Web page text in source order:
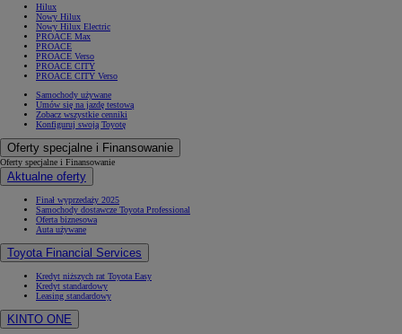
Hilux
Nowy Hilux
Nowy Hilux Electric
PROACE Max
PROACE
PROACE Verso
PROACE CITY
PROACE CITY Verso
Samochody używane
Umów się na jazdę testową
Zobacz wszystkie cenniki
Konfiguruj swoją Toyotę
Oferty specjalne i Finansowanie
Oferty specjalne i Finansowanie
Aktualne oferty
Finał wyprzedaży 2025
Samochody dostawcze Toyota Professional
Oferta biznesowa
Auta używane
Toyota Financial Services
Kredyt niższych rat Toyota Easy
Kredyt standardowy
Leasing standardowy
KINTO ONE